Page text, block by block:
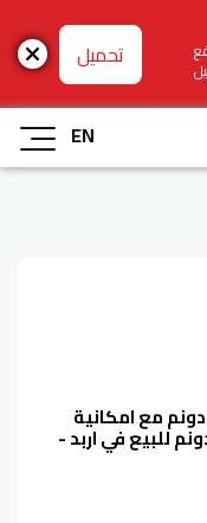
تحميل
EN
ارض مساحة 10 دونم و200م من 60 دونم مع امكانية
السعر 25 الف للدونم للبيع في اربد -